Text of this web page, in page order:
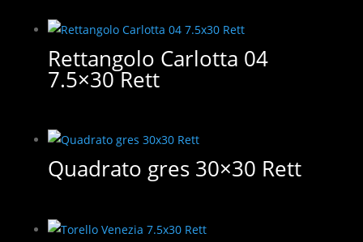
Rettangolo Carlotta 04
7.5×30 Rett
Quadrato gres 30×30 Rett